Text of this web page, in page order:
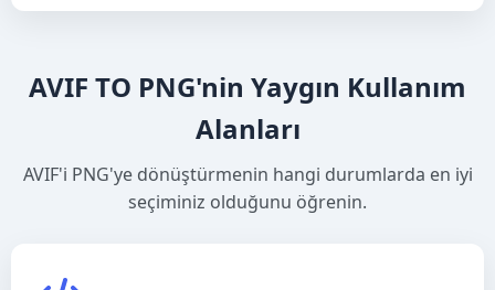
AVIF TO PNG'nin Yaygın Kullanım
Alanları
AVIF'i PNG'ye dönüştürmenin hangi durumlarda en iyi
seçiminiz olduğunu öğrenin.